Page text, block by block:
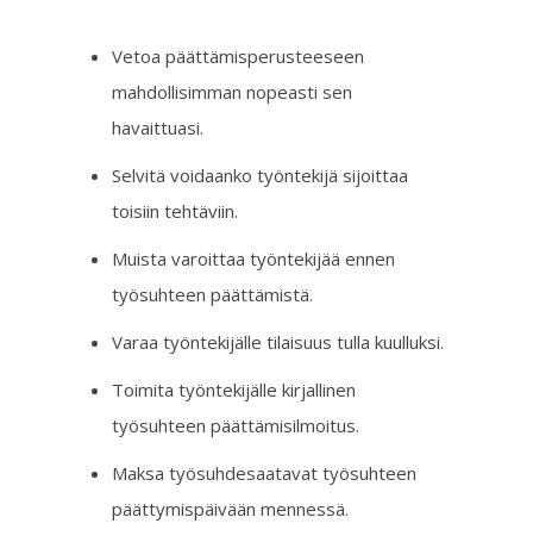
Vetoa päättämisperusteeseen
mahdollisimman nopeasti sen
havaittuasi.
Selvitä voidaanko työntekijä sijoittaa
toisiin tehtäviin.
Muista varoittaa työntekijää ennen
työsuhteen päättämistä.
Varaa työntekijälle tilaisuus tulla kuulluksi.
Toimita työntekijälle kirjallinen
työsuhteen päättämisilmoitus.
Maksa työsuhdesaatavat työsuhteen
päättymispäivään mennessä.